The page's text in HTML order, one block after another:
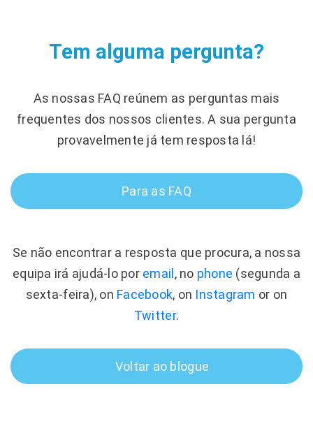
Tem alguma pergunta?
As nossas FAQ reúnem as perguntas mais
frequentes dos nossos clientes. A sua pergunta
provavelmente já tem resposta lá!
Para as FAQ
Se não encontrar a resposta que procura, a nossa
equipa irá ajudá-lo por email , no phone (segunda a
sexta-feira), on Facebook, on Instagram or on
Twitter.
Voltar ao blogue